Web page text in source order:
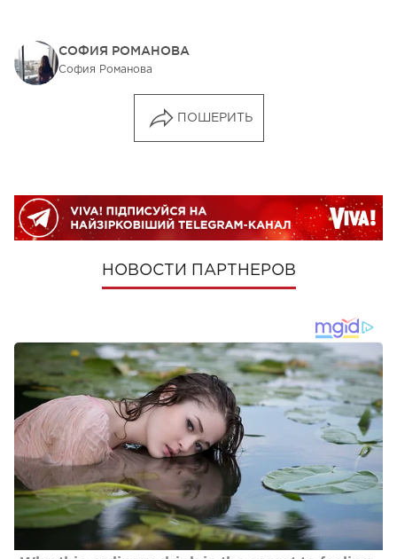
СОФИЯ РОМАНОВА
София Романова
ПОШЕРИТЬ
НОВОСТИ ПАРТНЕРОВ